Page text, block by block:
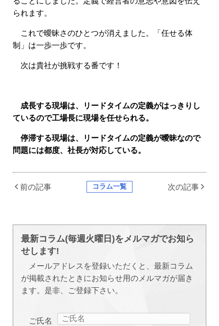
られます。
これで曖昧さのひとつが消えました。「任せる体
制」は一歩一歩です。
次は貴社が挑戦する番です！
成長する現場は、リードタイムの定義がはっきりし
ているので工場長に現場を任せられる。
停滞する現場は、リードタイムの定義が曖昧なので
問題には都度、社長が対応している。
前の記事 コラム一覧 次の記事
最新コラム(毎週火曜日)をメルマガでお知ら
せします!
メールアドレスを登録いただくと、最新コラム
が掲載されたときにお知らせ用のメルマガが届き
ます。是非、ご登録下さい。
ご氏名